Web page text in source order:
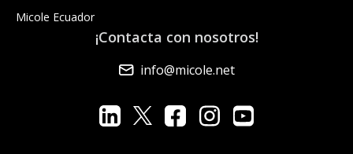
Micole Ecuador
¡Contacta con nosotros!
info@micole.net